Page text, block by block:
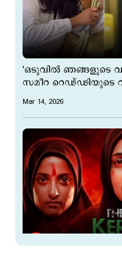
'ഒടുവില്‍ ഞങ്ങളുടെ
സമീറ
Mar 14, 2026